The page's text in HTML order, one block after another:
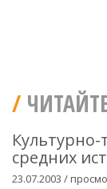
средних
23.07.2003 /